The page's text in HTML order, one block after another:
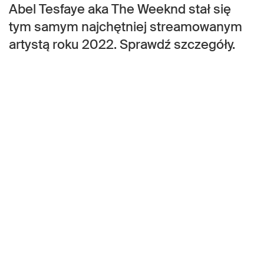
Abel Tesfaye aka The Weeknd stał się
tym samym najchętniej streamowanym
artystą roku 2022. Sprawdź szczegóły.